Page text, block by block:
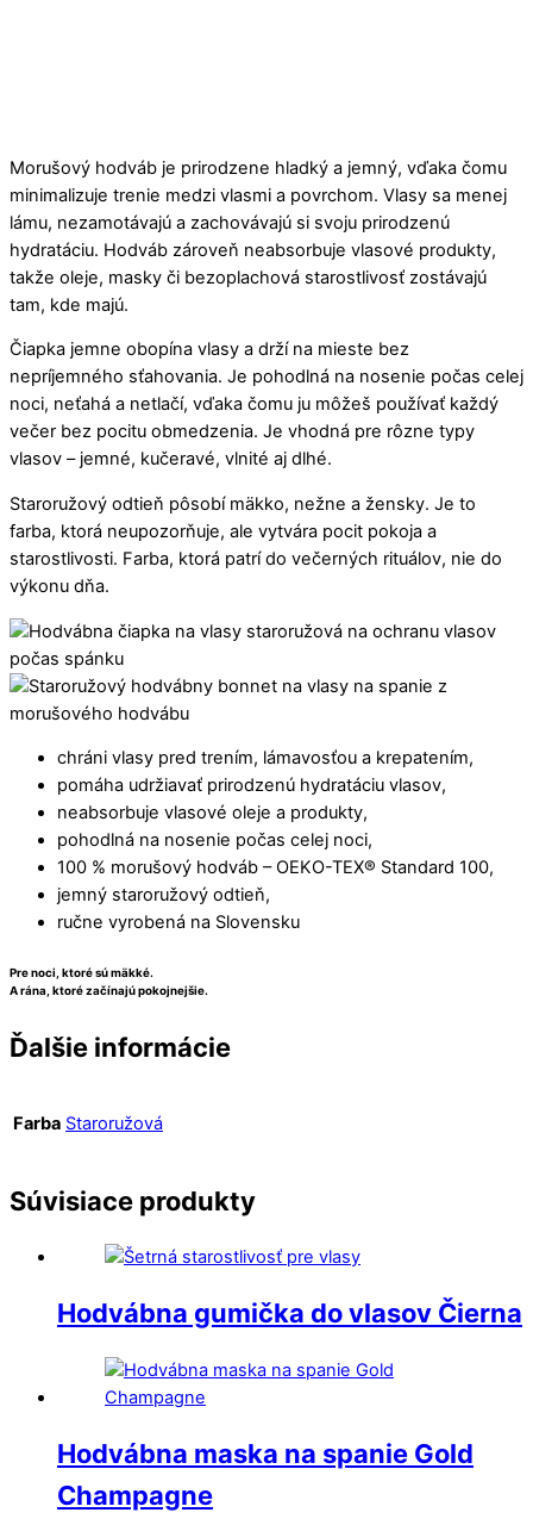
Morušový hodváb je prirodzene hladký a jemný, vďaka čomu
minimalizuje trenie medzi vlasmi a povrchom. Vlasy sa menej
lámu, nezamotávajú a zachovávajú si svoju prirodzenú
hydratáciu. Hodváb zároveň neabsorbuje vlasové produkty,
takže oleje, masky či bezoplachová starostlivosť zostávajú
tam, kde majú.
Čiapka jemne obopína vlasy a drží na mieste bez
nepríjemného sťahovania. Je pohodlná na nosenie počas celej
noci, neťahá a netlačí, vďaka čomu ju môžeš používať každý
večer bez pocitu obmedzenia. Je vhodná pre rôzne typy
vlasov – jemné, kučeravé, vlnité aj dlhé.
Staroružový odtieň pôsobí mäkko, nežne a žensky. Je to
farba, ktorá neupozorňuje, ale vytvára pocit pokoja a
starostlivosti. Farba, ktorá patrí do večerných rituálov, nie do
výkonu dňa.
chráni vlasy pred trením, lámavosťou a krepatením,
pomáha udržiavať prirodzenú hydratáciu vlasov,
neabsorbuje vlasové oleje a produkty,
pohodlná na nosenie počas celej noci,
100 % morušový hodváb – OEKO-TEX® Standard 100,
jemný staroružový odtieň,
ručne vyrobená na Slovensku
Pre noci, ktoré sú mäkké.
A rána, ktoré začínajú pokojnejšie.
Ďalšie informácie
Farba Staroružová
Súvisiace produkty
Hodvábna gumička do vlasov Čierna
Hodvábna maska na spanie Gold
Champagne